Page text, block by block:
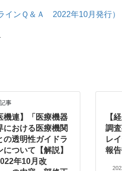
インＱ＆Ａ 2022年10月発行）
事
機連】「医療機器
における医療機関
の透明性ガイドラ
について【解説】
年10月改
【
調
レ
報